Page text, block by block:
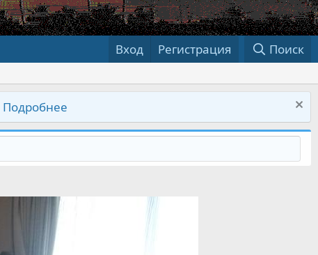
Вход Регистрация Поиск
Подробнее